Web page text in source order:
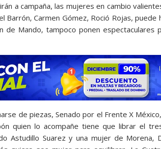
a campaña, las mujeres en cambio
Carmen Gómez, Roció Rojas, puede
Mando, tampoco ponen espectaculares
de piezas, Senado por el Frente X
quien lo acompañe tiene que librar el
Astudillo Suarez y una mujer de